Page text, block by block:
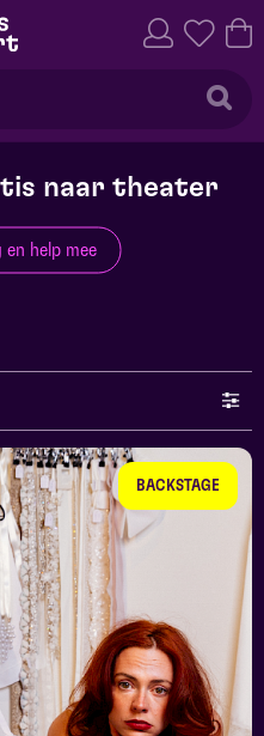
naar theater
en help mee
BACKSTAGE